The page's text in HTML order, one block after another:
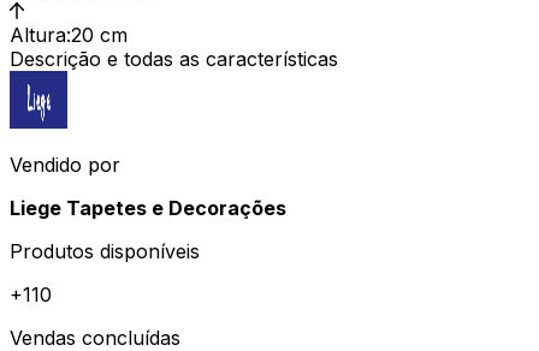
Altura:20 cm
Descrição e todas as características
Vendido por
Liege Tapetes e Decorações
Produtos disponíveis
+110
Vendas concluídas